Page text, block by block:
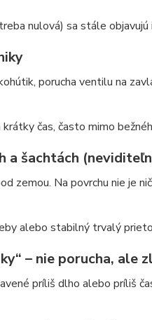
nulová) sa stále objavujú
porucha ventilu na
čas, často mimo
a šachtách
zemou. Na povrchu nie je
alebo stabilný trvalý
– nie porucha, ale
príliš dlho alebo príliš